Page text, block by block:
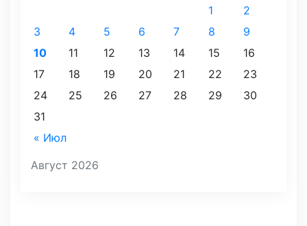
Август 2026
« Июл
1
2
3
4 5 6 7 8
9
10
11 12 13 14 15
16
17
18 19 20 21 22
23
24
25 26 27 28 29
30
31